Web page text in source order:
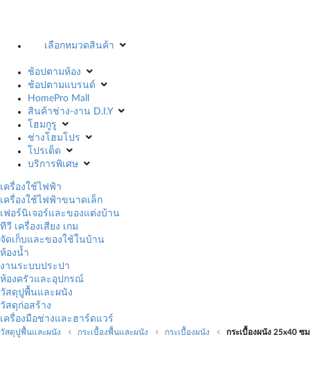
เลือกหมวดสินค้า
ช้อปตามห้อง
ช้อปตามแบรนด์
HomePro Mall
สินค้าช่าง-งาน D.I.Y
โฮมกูรู
ช่างโฮมโปร
โปรเด็ด
บริการพิเศษ
เครื่องใช้ไฟฟ้า
เครื่องใช้ไฟฟ้าขนาดเล็ก
เฟอร์นิเจอร์และของแต่งบ้าน
ทีวี เครื่องเสียง เกม
จัดเก็บและของใช้ในบ้าน
ห้องน้ำ
งานระบบประปา
ห้องครัวและอุปกรณ์
วัสดุปูพื้นและผนัง
วัสดุก่อสร้าง
เครื่องมือช่างและฮาร์ดแวร์
วัสดุปูพื้นและผนัง กระเบื้องพื้นและผนัง กระเบื้องผนัง กระเบื้องผนัง 25x40 ซ